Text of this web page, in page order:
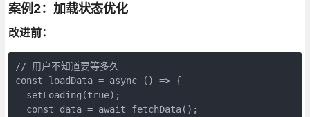
案例2：加载状态优化
改进前：
// 用户不知道要等多久
const loadData = async () => {
  setLoading(true);
  const data = await fetchData();